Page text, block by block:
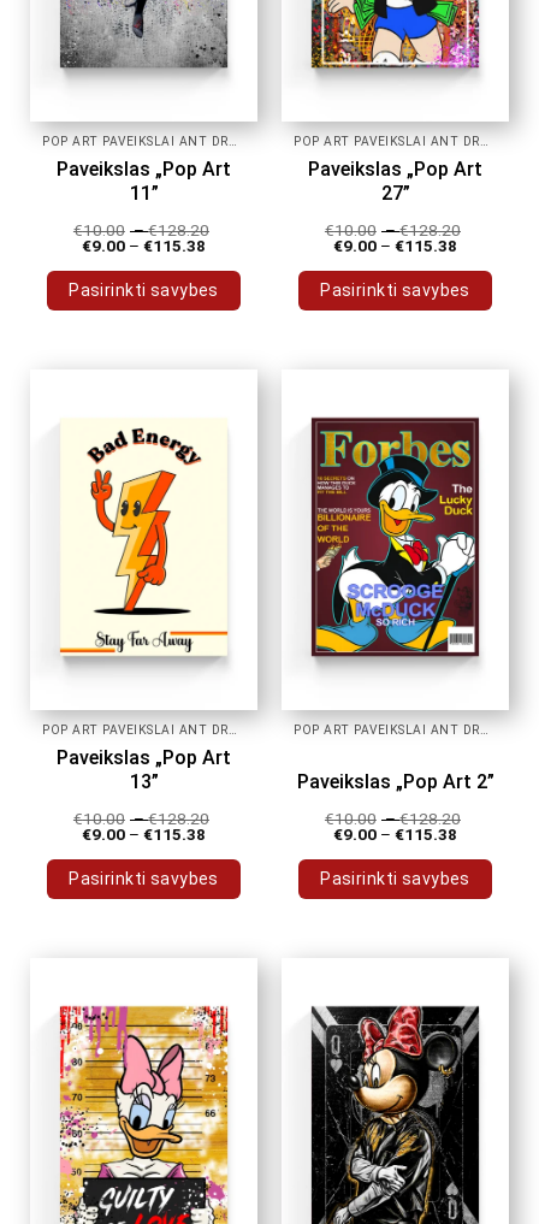
the
product
page
the
product
page
Paveikslas „Pop Art
11”
€10.00 –€128.20
€9.00 – €115.38
Pasirinkti savybes
variants.
The
options
may
be
chosen
on
page
Paveikslas „Pop Art
27”
€10.00 –€128.20
€9.00 – €115.38
Pasirinkti savybes
variants.
The
options
may
be
chosen
on
the
product
page
Paveikslas „Pop Art
13”
€10.00 –€128.20
€9.00 – €115.38
Pasirinkti savybes
variants.
The
options
may
be
chosen
on
the
product
Paveikslas „Pop Art 2”
€10.00 –€128.20
€9.00 – €115.38
Pasirinkti savybes
variants.
The
options
may
be
chosen
on
the
product